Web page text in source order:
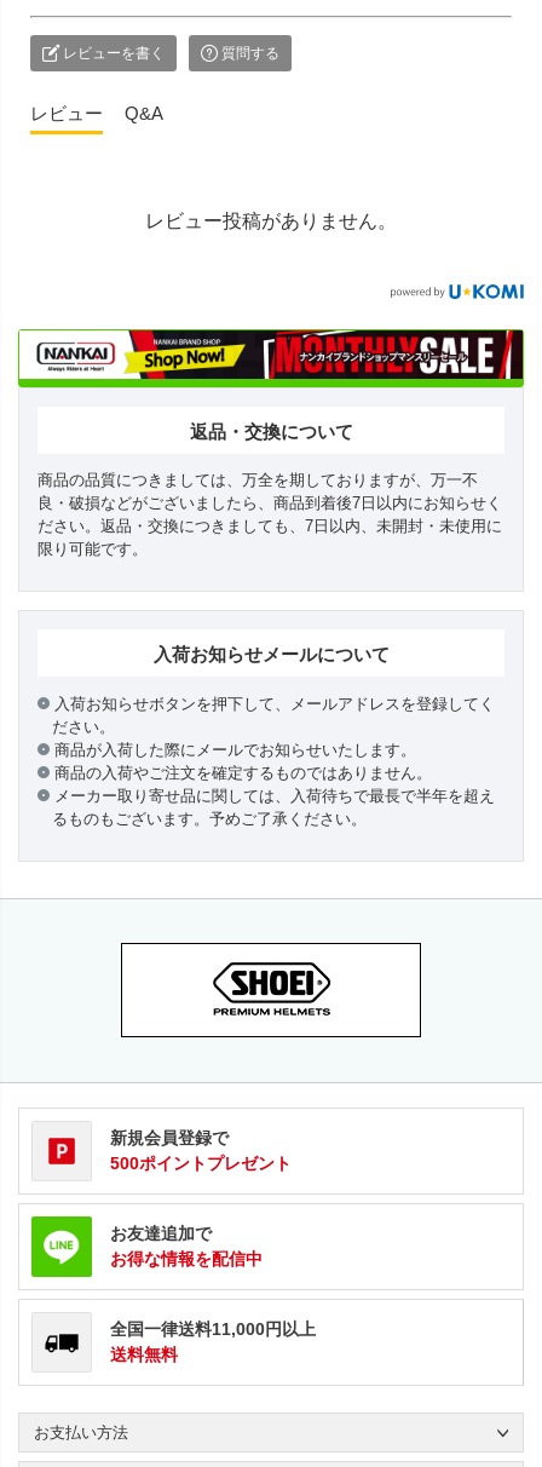
レビューを書く 質問する
レビュー Q&A
レビュー投稿がありません。
返品・交換について
商品の品質につきましては、万全を期しておりますが、万一不
良・破損などがございましたら、商品到着後7日以内にお知らせく
ださい。返品・交換につきましても、7日以内、未開封・未使用に
限り可能です。
入荷お知らせメールについて
入荷お知らせボタンを押下して、メールアドレスを登録してく
ださい。
商品が入荷した際にメールでお知らせいたします。
商品の入荷やご注文を確定するものではありません。
メーカー取り寄せ品に関しては、入荷待ちで最長で半年を超え
るものもございます。予めご了承ください。
新規会員登録で
500ポイントプレゼント
お友達追加で
お得な情報を配信中
全国一律送料11,000円以上
送料無料
お支払い方法